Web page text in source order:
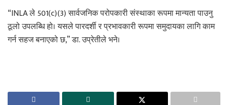
“INLA ले 501(c)(3) सार्वजनिक परोपकारी संस्थाका रूपमा मान्यता पाउनु
ठूलो उपलब्धि हो। यसले पारदर्शी र प्रभावकारी रूपमा समुदायका लागि काम
गर्न सहज बनाएको छ,” डा. उप्रेतीले भने।